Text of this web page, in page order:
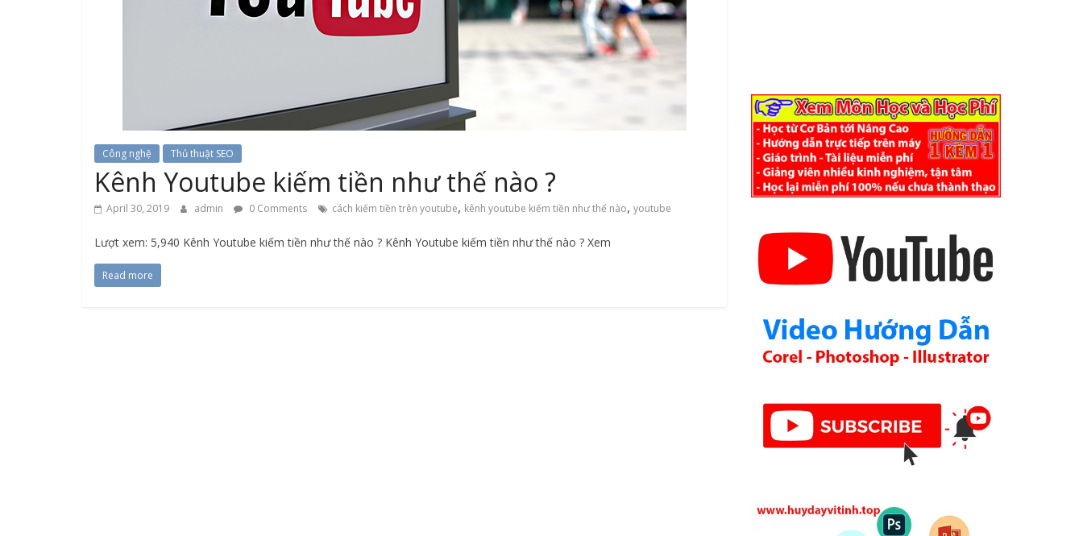
Công nghệ Thủ thuật SEO
Kênh Youtube kiếm tiền như thế nào ?
April 30, 2019 admin 0 Comments cách kiếm tiền trên youtube, kênh youtube kiếm tiền như thế nào, youtube
Lượt xem: 5,940 Kênh Youtube kiếm tiền như thế nào ? Kênh Youtube kiếm tiền như thế nào ? Xem
Read more